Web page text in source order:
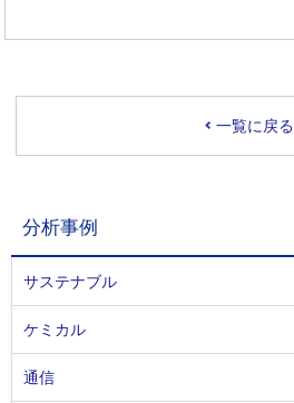
一覧に戻る
分析事例
サステナブル
ケミカル
通信